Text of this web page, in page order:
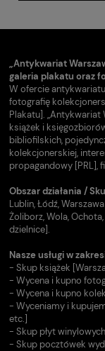
„Antykwariat
galeria plakatu oraz
W ofercie
fotografię
Plakatu]. „Antykwariat
książek i
bibliofilskich,
kolekcjonerskiej,
propagandowy [PRL],
Obszar działania /
Lublin, Łódź,
Żoliborz, Wola,
dzielnice].
Nasze usługi w
- Skup książek
- Wycena i kupno
- Wycena i kupno
- Wyceniamy i
etc.]
- Skup płyt winylowych
- Skup pocztówek